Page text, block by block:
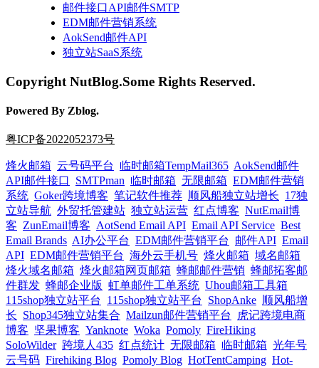
邮件接口API邮件SMTP
EDM邮件营销系统
AokSend邮件API
独立站SaaS系统
Copyright NutBlog.Some Rights Reserved.
Powered By Zblog.
粤ICP备2022052373号
烽火邮箱 云号码平台 临时邮箱TempMail365 AokSend邮件
API邮件接口
SMTPman 临时邮箱 无限邮箱 EDM邮件营销
系统 Goker跨境博客 笔记软件推荐 顺风船独立站增长 17独
立站导航 外贸托管建站 独立站运营 红点博客 NutEmail博
客 ZunEmail博客 AotSend Email API Email API Service Best
Email Brands AI办公平台 EDM邮件营销平台 邮件API Email
API EDM邮件营销平台 海外云手机号 烽火邮箱 域名邮箱
烽火域名邮箱 烽火邮箱网页邮箱 蜂邮邮件营销 蜂邮拓客邮
件群发 蜂邮企业版 虹单邮件工单系统 Uhou邮箱工具箱
115shop独立站平台
115shop独立站平台 ShopAnke 顺风船增
长 Shop345独立站集合 Mailzun邮件营销平台
虎记跨境电商
博客 坚果博客 Yanknote Woka Pomoly FireHiking
SoloWilder 跨境人435 红点统计 无限邮箱 临时邮箱 光年号
云号码 Firehiking Blog Pomoly Blog HotTentCamping Hot-